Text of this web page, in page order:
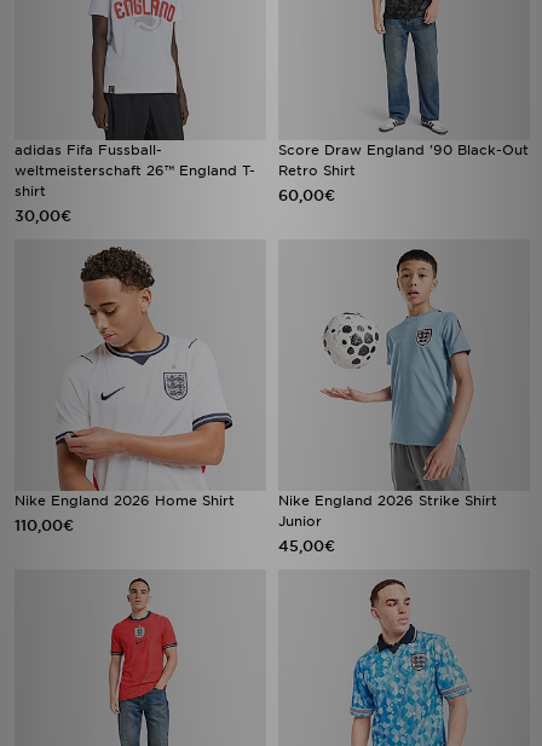
adidas Fifa Fussball-
weltmeisterschaft 26™ England T-
shirt
30,00€
Score Draw England '90 Black-Out
Retro Shirt
60,00€
Nike England 2026 Home Shirt
110,00€
Nike England 2026 Strike Shirt
Junior
45,00€